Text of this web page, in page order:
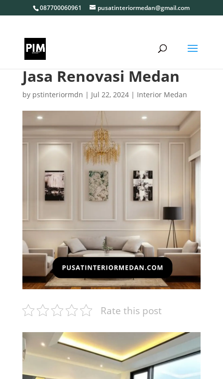
087700060961 pusatinteriormedan@gmail.com
Jasa Renovasi Medan
by pstinteriormdn | Jul 22, 2024| Interior Medan
Rate this post